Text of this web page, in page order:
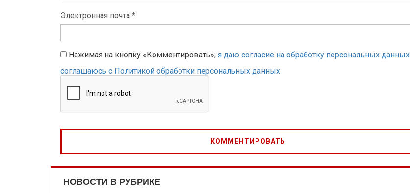
Электронная почта *
Нажимая на кнопку «Комментировать», я даю согласие на обработку персональных данных
соглашаюсь с Политикой обработки персональных данных
НОВОСТИ В РУБРИКЕ